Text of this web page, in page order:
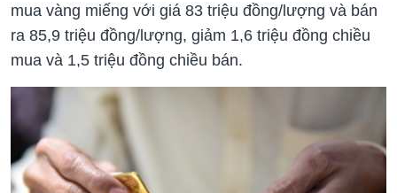
mua vàng miếng với giá 83 triệu đồng/lượng và bán
ra 85,9 triệu đồng/lượng, giảm 1,6 triệu đồng chiều
mua và 1,5 triệu đồng chiều bán.